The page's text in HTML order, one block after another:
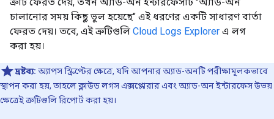
চালানোর সময় কিছু ভুল হয়েছে" এই ধরণের একটি সাধারণ বার্তা
ফেরত দেয়। তবে, এই ত্রুটিগুলি Cloud Logs Explorer এ লগ
করা হয়।
দ্রষ্টব্য: অ্যাপস স্ক্রিপ্টের ক্ষেত্রে, যদি আপনার অ্যাড-অনটি পরীক্ষামূলকভাবে
স্থাপন করা হয়, তাহলে ক্লাউড লগস এক্সপ্লোরার এবং অ্যাড-অন ইন্টারফেস উভয়
ক্ষেত্রেই ত্রুটিগুলি রিপোর্ট করা হয়।